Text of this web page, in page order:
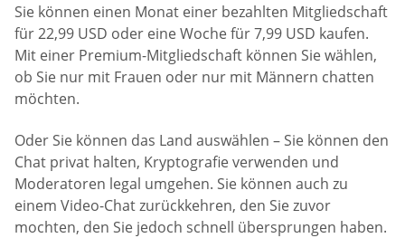
Sie können einen Monat einer bezahlten Mitgliedschaft
für 22,99 USD oder eine Woche für 7,99 USD kaufen.
Mit einer Premium-Mitgliedschaft können Sie wählen,
ob Sie nur mit Frauen oder nur mit Männern chatten
möchten.
Oder Sie können das Land auswählen – Sie können den
Chat privat halten, Kryptografie verwenden und
Moderatoren legal umgehen. Sie können auch zu
einem Video-Chat zurückkehren, den Sie zuvor
mochten, den Sie jedoch schnell übersprungen haben.